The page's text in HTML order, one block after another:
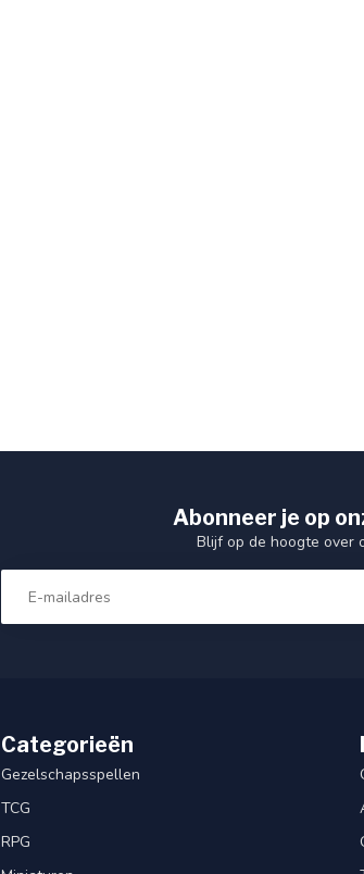
Abonneer je op
Blijf op de hoogte over
Categorieën
Gezelschapsspellen
TCG
RPG